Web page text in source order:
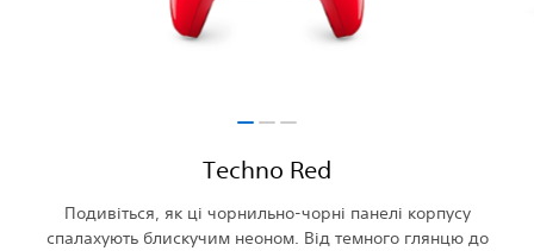
Techno Red
Подивіться, як ці чорнильно-чорні панелі корпусу
спалахують блискучим неоном. Від темного глянцю до